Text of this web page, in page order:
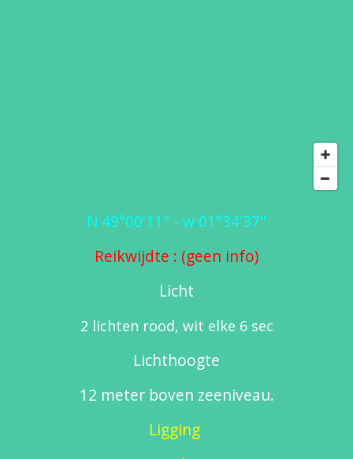
N 49°00'11" - w 01°34'37"
Reikwijdte : (geen info)
Licht
2 lichten rood, wit elke 6 sec
Lichthoogte
12 meter boven zeeniveau.
Ligging